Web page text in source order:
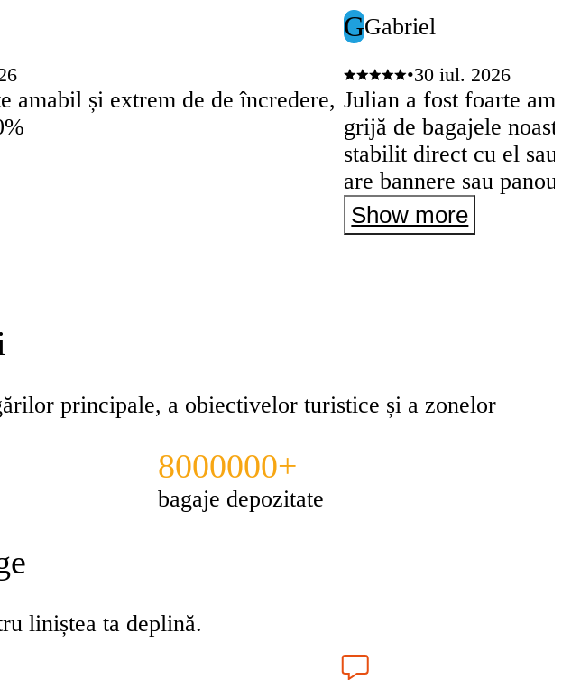
amabil și extrem de de încredere,
GGabriel
•30 iul. 2026
Julian a fost foarte
grijă de bagajele noastre. Atenție: dacă
stabilit direct cu el
are bannere sau
interfon. Mulțumim încă o dată, Julian!
Excepțional!
Show more
principale, a obiectivelor turistice și a zonelor
8000000+
bagaje depozitate
liniștea ta deplină.